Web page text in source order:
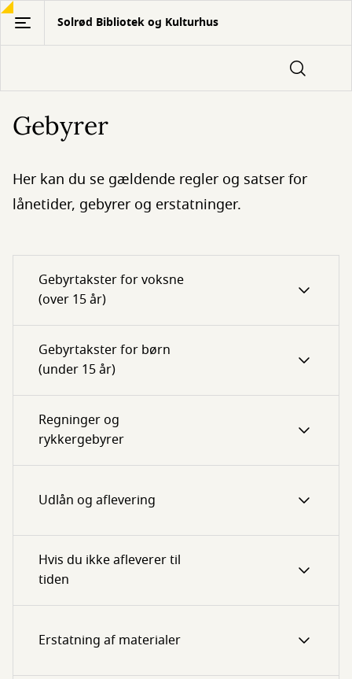
Gå
hovedindhold
Solrød Bibliotek og Kulturhus
Gebyrer
Her kan du se gældende regler og satser for
lånetider, gebyrer og erstatninger.
Gebyrtakster for voksne
(over 15 år)
Gebyrtakster for børn
(under 15 år)
Regninger og
rykkergebyrer
Udlån og aflevering
Hvis du ikke afleverer til
tiden
Erstatning af materialer